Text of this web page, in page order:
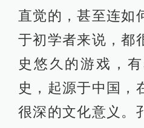
直觉的，甚至连如
于初学者来说，都
史悠久的游戏，
史，起源于中国，
很深的文化意义。